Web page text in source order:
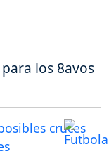
los 8avos